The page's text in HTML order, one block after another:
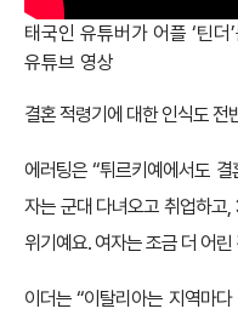
태국인 유튜버가 어플 ‘틴
유튜브 영상
결혼 적령기에 대한 인식도 전
에러팅은 “튀르키예에서도
자는 군대 다녀오고 취업하고
위기예요. 여자는 조금 더 어
이더는 “이탈리아는 지역마